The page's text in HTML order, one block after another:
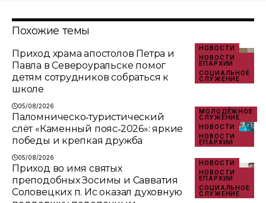
Похожие темы
НОВОСТИ
НОВОСТИ
ЕПАРХИИ
СОЦИАЛЬНОЕ
СЛУЖЕНИЕ
Приход храма апостолов Петра и
Павла в Североуральске помог
детям сотрудников собраться к
школе
05/08/2026
МОЛОДЁЖНОЕ
СЛУЖЕНИЕ
НОВОСТИ
НОВОСТИ
ЕПАРХИИ
Паломническо‑туристический
слёт «Каменный пояс‑2026»: яркие
победы и крепкая дружба
05/08/2026
НОВОСТИ
НОВОСТИ
ЕПАРХИИ
СОЦИАЛЬНОЕ
СЛУЖЕНИЕ
Приход во имя святых
преподобных Зосимы и Савватия
Соловецких п. Ис оказал духовную